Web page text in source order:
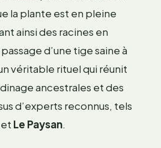
la plante est en pleine
ainsi des racines en
d’une tige saine à
véritable rituel qui réunit
ancestrales et des
d’experts reconnus, tels
Le Paysan.